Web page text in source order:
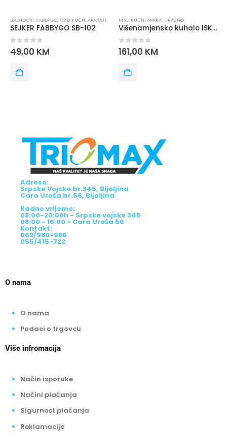
BRENDOVI, FABBYGO, MALI KUĆNI APARATI
SEJKER FABBYGO SB-102
0out of 5
49,00 KM
MALI KUĆNI APARATI, RAZNO
Višenamjensko kuhalo ISKRA HM-10
0out of 5
161,00 KM
Adrese:
Srpske Vojske br.345, Bijeljina
Cara Uroša br.56, Bijeljina
Radno vrijeme:
08:00-20:00h - Srpske vojske 345
08:00 - 16:00 - Cara Uroša 56
Kontakt:
062/980-986
055/415-722
O nama
O nama
Podaci o trgovcu
Više infromacija
Način isporuke
Načini plaćanja
Sigurnost plaćanja
Reklamacije